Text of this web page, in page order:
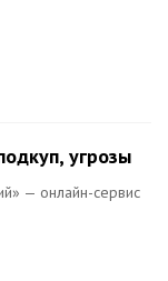
угрозы
— онлайн-сервис